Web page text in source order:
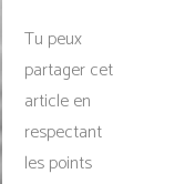
Tu peux
partager cet
article en
respectant
les points